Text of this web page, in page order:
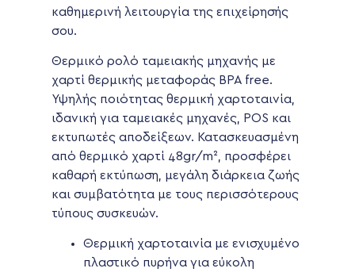
καθημερινή λειτουργία της επιχείρησής
σου.
Θερμικό ρολό ταμειακής μηχανής με
χαρτί θερμικής μεταφοράς BPA free.
Υψηλής ποιότητας θερμική χαρτοταινία,
ιδανική για ταμειακές μηχανές, POS και
εκτυπωτές αποδείξεων. Κατασκευασμένη
από θερμικό χαρτί 48gr/m², προσφέρει
καθαρή εκτύπωση, μεγάλη διάρκεια ζωής
και συμβατότητα με τους περισσότερους
τύπους συσκευών.
Θερμική χαρτοταινία με ενισχυμένο
πλαστικό πυρήνα για εύκολη